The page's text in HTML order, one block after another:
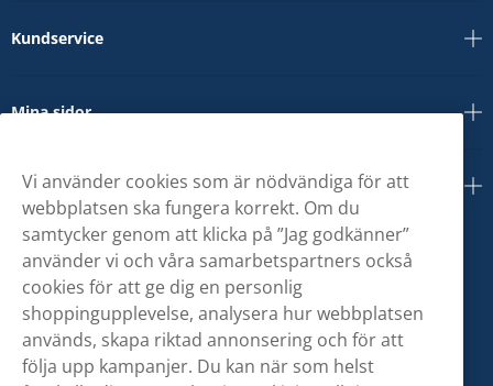
Kundservice
Mina sidor
Om oss
Vi använder cookies som är nödvändiga för att
webbplatsen ska fungera korrekt. Om du
samtycker genom att klicka på ”Jag godkänner”
använder vi och våra samarbetspartners också
cookies för att ge dig en personlig
shoppingupplevelse, analysera hur webbplatsen
används, skapa riktad annonsering och för att
följa upp kampanjer. Du kan när som helst